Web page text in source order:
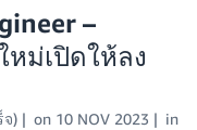
–
หม่เปิดให้ลง
จ) on 10 NOV 2023
in